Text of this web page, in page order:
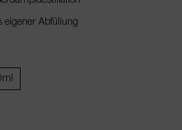
eigener Abfüllung